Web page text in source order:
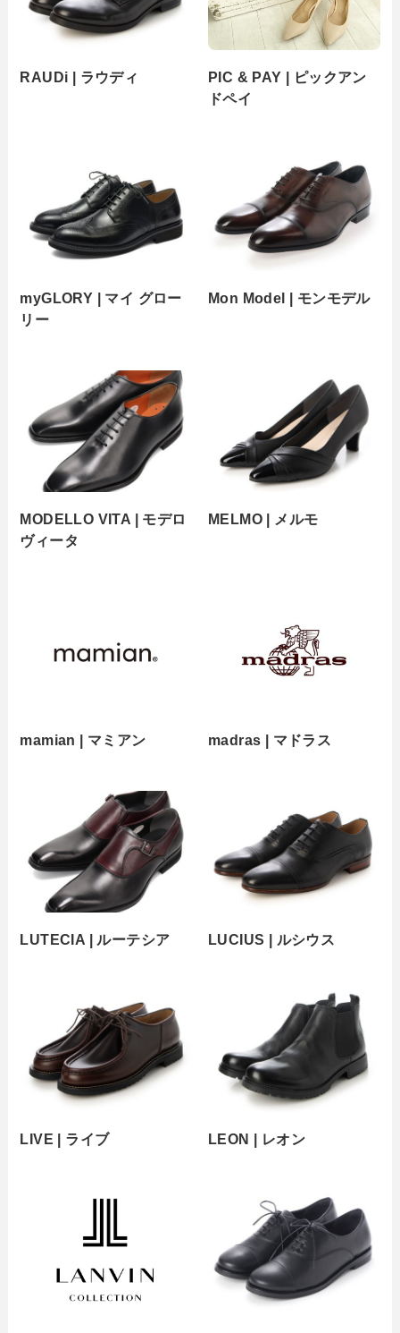
RAUDi | ラウディ
PIC & PAY | ピックアン
ドペイ
myGLORY | マイ グロー
リー
Mon Model | モンモデル
MODELLO VITA | モデロ
ヴィータ
MELMO | メルモ
mamian | マミアン madras | マドラス
LUTECIA | ルーテシア LUCIUS | ルシウス
LIVE | ライブ LEON | レオン